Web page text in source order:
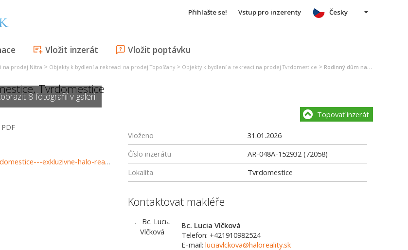
Přihlašte se! Vstup pro inzerenty
Vložit inzerát Vložit poptávku
Česky
na prodej Nitra > Objekty k bydlení a rekreaci na prodej Topoľčany > Objekty k bydlení a rekreaci na prodej Tvrdomestice > Rodinný dům na prodej Tvrdomestice
,Tvrdomestice
8 fotografií v galerii
https://www.haloreality.sk/tvrdomestice/predaj-rodinny-dom-tvrdomestice---exkluzivne-halo-reality/72058
Topovať inzerát
Vloženo
31.01.2026
Číslo inzerátu
AR-048A-152932 (72058)
Lokalita
Tvrdomestice
Kontaktovat makléře
Bc. Lucia Vlčková
Telefon: +421910982524
E-mail: luciavlckova@haloreality.sk